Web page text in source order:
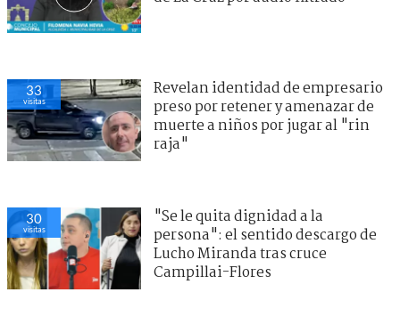
33
visitas
Revelan identidad de empresario
preso por retener y amenazar de
muerte a niños por jugar al "rin
raja"
30
visitas
"Se le quita dignidad a la
persona": el sentido descargo de
Lucho Miranda tras cruce
Campillai-Flores